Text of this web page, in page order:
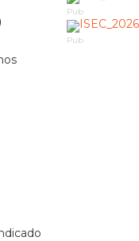
Pub
Pub